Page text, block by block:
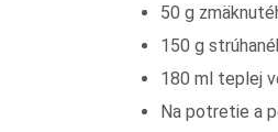
50 g
150 g
180 ml teplej
Na potretie a